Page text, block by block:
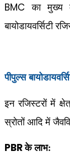
BMCका मुख्य
बायोडायवर्सिटी
पीपुल्स
इन रजिस्टरों में
स्रोतों आदि में
PBRके लाभ: